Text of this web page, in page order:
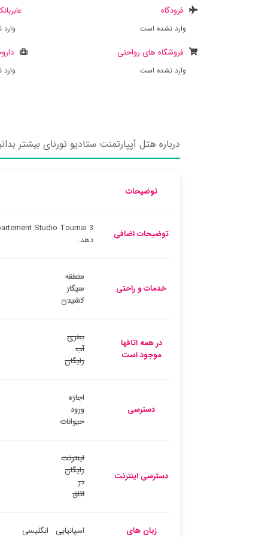
فرودگاه
وارد نشده است
فروشگاه های رواحتی
وارد نشده است
درباره هتل آپپارتمنت ستادیو تورنای بیشتر
توضیحات
توضیحات اضافی
دهد.
خدمات و راحتی
منطقه
سیگار
کشیدن
در همه اتاقها
موجود است
بطری
آب
رایگان
دسترسی
اجازه
ورود
حیوانات
دسترسی اینترنت
اینترنت
رایگان
در
اتاق
زبان های
اسپانیایی انگلیسی